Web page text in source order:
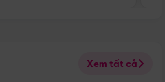
Xem tất cả
Điểm nổi bật